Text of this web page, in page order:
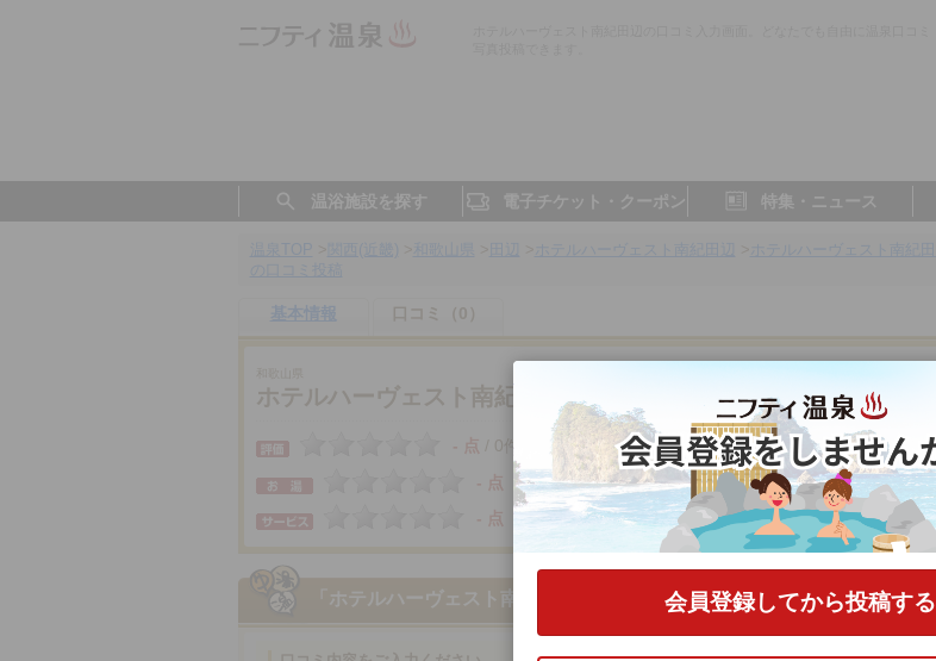
温浴施設を探す 電子チケット・クーポン 特集・ニュース
基本情報 口コミ（0）
ホテルハーヴェスト南紀田辺
- 点 / 0件 和歌山県／田辺
- 点
- 点
- 点
- 点
「ホテルハーヴェスト南紀田辺」 の口コミをする会員登録してから投稿する